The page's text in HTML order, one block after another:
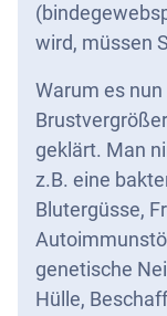
wird, müssen
Warum es
geklärt. Man
z.B. eine
Blutergüsse,
genetische
Hülle,